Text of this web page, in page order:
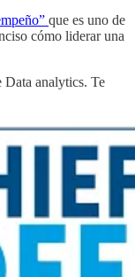
que es uno de
cómo liderar una
Data analytics. Te